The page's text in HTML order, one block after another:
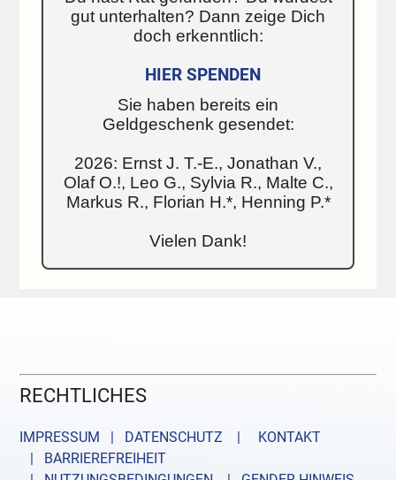
gut unterhalten? Dann zeige Dich
doch erkenntlich:
HIER SPENDEN
Sie haben bereits ein
Geldgeschenk gesendet:
2026: Ernst J. T.-E., Jonathan V.,
Olaf O.!, Leo G., Sylvia R., Malte C.,
Markus R., Florian H.*, Henning P.*
Vielen Dank!
RECHTLICHES
IMPRESSUM | DATENSCHUTZ |
KONTAKT
| BARRIEREFREIHEIT